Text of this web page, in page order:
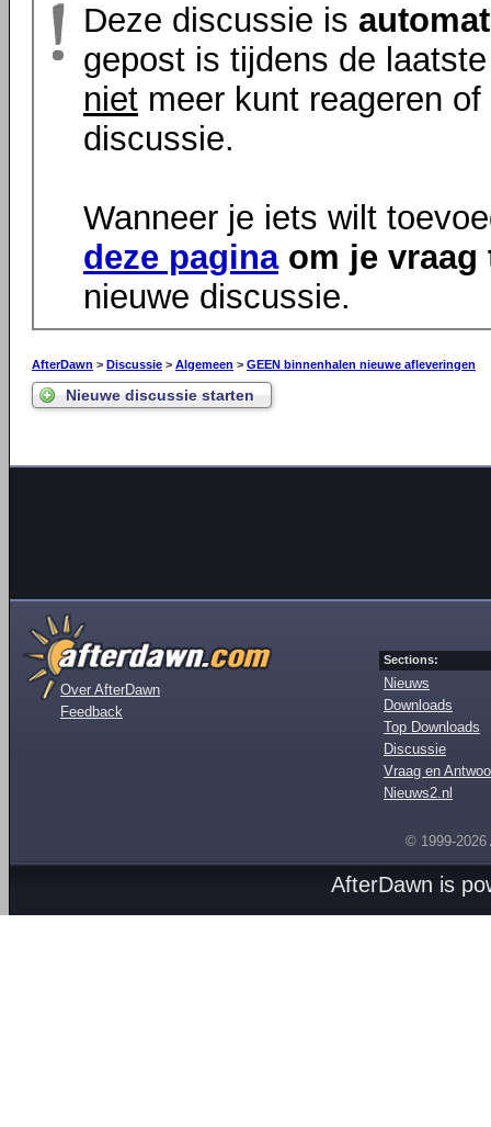
Deze discussie is
gepost is tijdens de
niet meer kunt reageren
discussie.
Wanneer je iets wilt
deze paginaom je vraag
nieuwe discussie.
AfterDawn > Discussie > Algemeen > GEEN binnenhalen nieuwe afleveringen
Nieuwe discussie starten
Over AfterDawn
Feedback
Sections:
Nieuws
Downloads
Top Downloads
Discussie
Vraag en
Nieuws2.nl
© 1999-2026
AfterDawn is